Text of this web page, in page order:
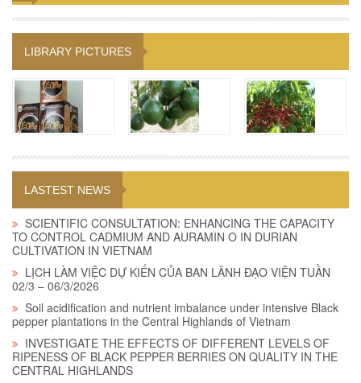
LIBRARY PICTURES
LASTEST NEWS
SCIENTIFIC CONSULTATION: ENHANCING THE CAPACITY
TO CONTROL CADMIUM AND AURAMIN O IN DURIAN
CULTIVATION IN VIETNAM
LỊCH LÀM VIỆC DỰ KIẾN CỦA BAN LÃNH ĐẠO VIỆN TUẦN
02/3 – 06/3/2026
Soil acidification and nutrient imbalance under intensive Black
pepper plantations in the Central Highlands of Vietnam
INVESTIGATE THE EFFECTS OF DIFFERENT LEVELS OF
RIPENESS OF BLACK PEPPER BERRIES ON QUALITY IN THE
CENTRAL HIGHLANDS